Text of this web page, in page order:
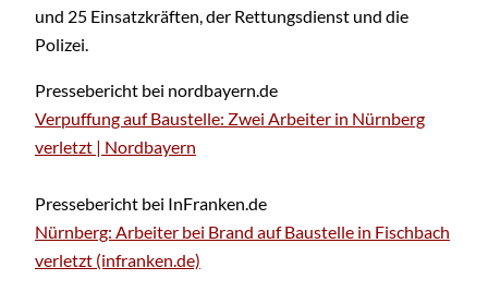
und 25 Einsatzkräften, der Rettungsdienst und die
Polizei.
Pressebericht bei nordbayern.de
Verpuffung auf Baustelle: Zwei Arbeiter in Nürnberg
verletzt | Nordbayern
Pressebericht bei InFranken.de
Nürnberg: Arbeiter bei Brand auf Baustelle in Fischbach
verletzt (infranken.de)